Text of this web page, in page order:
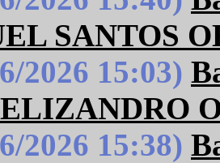
SANTOS
2026 15:03)
2026 15:38)